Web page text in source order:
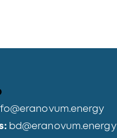
bd@eranovum.energy